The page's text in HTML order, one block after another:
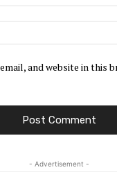
email, and website in this
- Advertisement -